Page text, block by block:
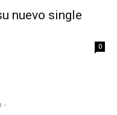
nuevo single
0
-